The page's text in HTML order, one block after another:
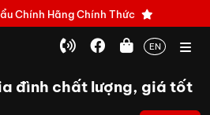
Chính Hãng Chính Thức
EN
đình chất lượng, giá tốt